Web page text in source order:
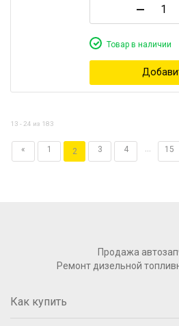
Товар в наличии
–
13 - 24 из 183
« 1 2 3 4 15
Продажа
Ремонт дизельной
Как купить